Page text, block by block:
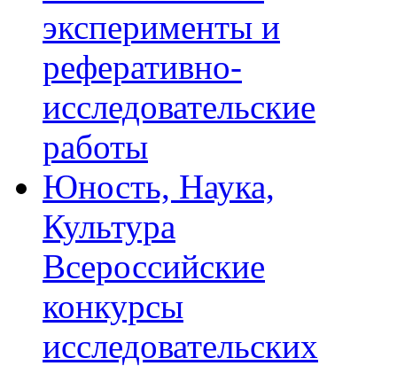
эксперименты и
реферативно-
исследовательские
работы
Юность, Наука,
Культура
Всероссийские
конкурсы
исследовательских